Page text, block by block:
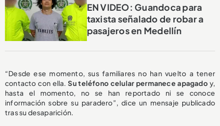
EN VIDEO: Guandoca para
taxista señalado de robar a
pasajeros en Medellín
“Desde ese momento, sus familiares no han vuelto a tener
contacto con ella. Su teléfono celular permanece apagadoy,
hasta el momento, no se han reportado ni se conoce
información sobre su paradero”, dice un mensaje publicado
tras su desaparición.